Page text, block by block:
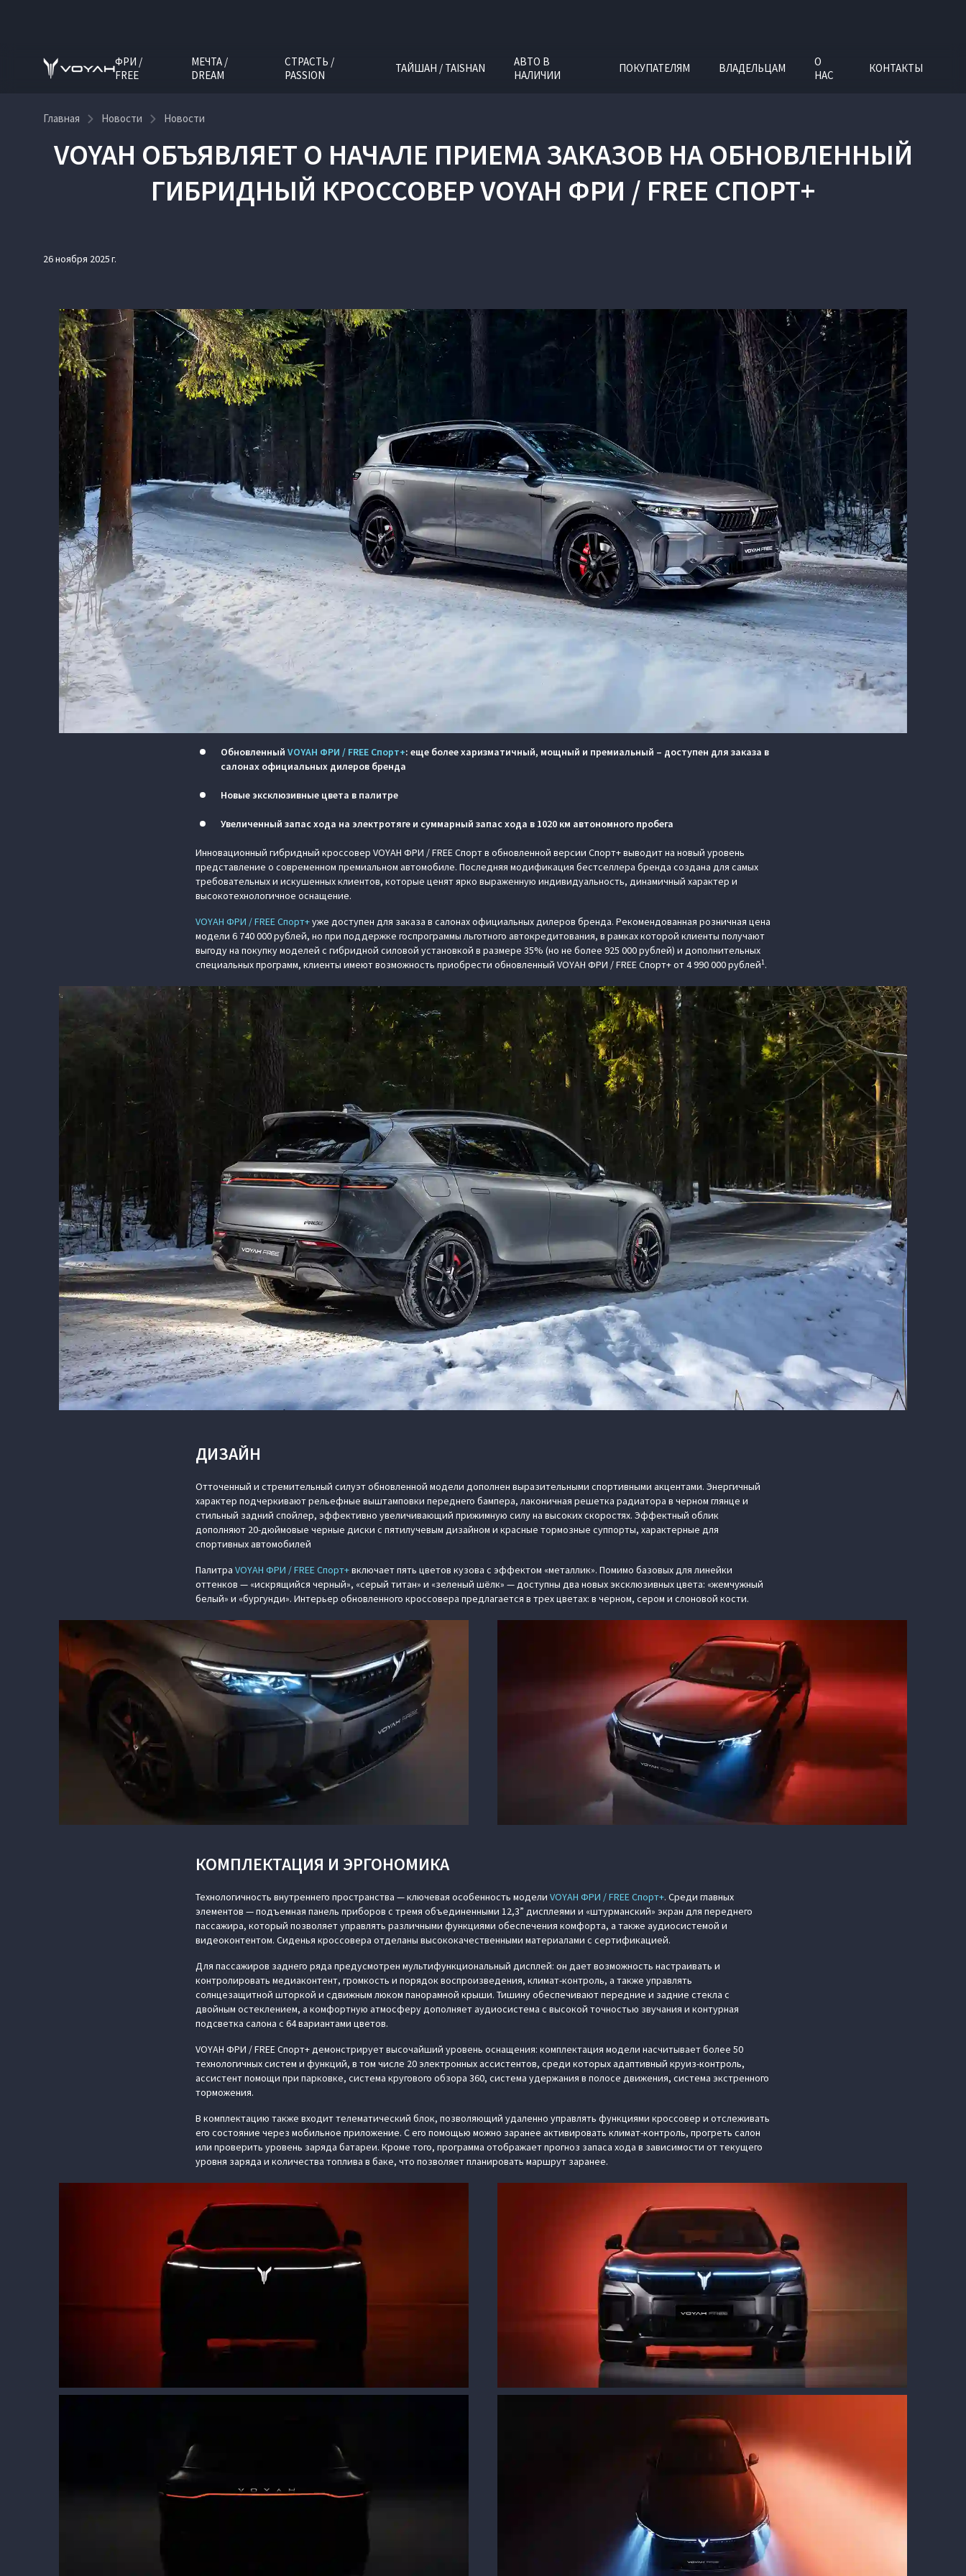
ФРИ /
FREE
МЕЧТА /
DREAM
СТРАСТЬ /
PASSION
ТАЙШАН / TAISHAN
АВТО В
НАЛИЧИИ
ПОКУПАТЕЛЯМ ВЛАДЕЛЬЦАМ
О
НАС
КОНТАКТЫ
Главная Новости Новости
VOYAH ОБЪЯВЛЯЕТ О НАЧАЛЕ ПРИЕМА ЗАКАЗОВ НА ОБНОВЛЕННЫЙ
ГИБРИДНЫЙ КРОССОВЕР VOYAH ФРИ / FREE СПОРТ+
26 ноября 2025 г.
Обновленный VOYAH ФРИ / FREE Спорт+: еще более харизматичный, мощный и премиальный – доступен для заказа в
салонах официальных дилеров бренда
Новые эксклюзивные цвета в палитре
Увеличенный запас хода на электротяге и суммарный запас хода в 1020 км автономного пробега
Инновационный гибридный кроссовер VOYAH ФРИ / FREE Спорт в обновленной версии Спорт+ выводит на новый уровень
представление о современном премиальном автомобиле. Последняя модификация бестселлера бренда создана для самых
требовательных и искушенных клиентов, которые ценят ярко выраженную индивидуальность, динамичный характер и
высокотехнологичное оснащение.
VOYAH ФРИ / FREE Спорт+уже доступен для заказа в салонах официальных дилеров бренда. Рекомендованная розничная цена
модели 6 740 000 рублей, но при поддержке госпрограммы льготного автокредитования, в рамках которой клиенты получают
выгоду на покупку моделей с гибридной силовой установкой в размере 35% (но не более 925 000 рублей) и дополнительных
специальных программ, клиенты имеют возможность приобрести обновленный VOYAH ФРИ / FREE Спорт+ от 4 990 000 рублей1.
ДИЗАЙН
Отточенный и стремительный силуэт обновленной модели дополнен выразительными спортивными акцентами. Энергичный
характер подчеркивают рельефные выштамповки переднего бампера, лаконичная решетка радиатора в черном глянце и
стильный задний спойлер, эффективно увеличивающий прижимную силу на высоких скоростях. Эффектный облик
дополняют 20-дюймовые черные диски с пятилучевым дизайном и красные тормозные суппорты, характерные для
спортивных автомобилей
Палитра VOYAH ФРИ / FREE Спорт+включает пять цветов кузова с эффектом «металлик». Помимо базовых для линейки
оттенков — «искрящийся черный», «серый титан» и «зеленый шёлк» — доступны два новых эксклюзивных цвета: «жемчужный
белый» и «бургунди». Интерьер обновленного кроссовера предлагается в трех цветах: в черном, сером и слоновой кости.
КОМПЛЕКТАЦИЯ И ЭРГОНОМИКА
Технологичность внутреннего пространства — ключевая особенность модели VOYAH ФРИ / FREE Спорт+. Среди главных
элементов — подъемная панель приборов с тремя объединенными 12,3” дисплеями и «штурманский» экран для переднего
пассажира, который позволяет управлять различными функциями обеспечения комфорта, а также аудиосистемой и
видеоконтентом. Сиденья кроссовера отделаны высококачественными материалами с сертификацией.
Для пассажиров заднего ряда предусмотрен мультифункциональный дисплей: он дает возможность настраивать и
контролировать медиаконтент, громкость и порядок воспроизведения, климат-контроль, а также управлять
солнцезащитной шторкой и сдвижным люком панорамной крыши. Тишину обеспечивают передние и задние стекла с
двойным остеклением, а комфортную атмосферу дополняет аудиосистема с высокой точностью звучания и контурная
подсветка салона с 64 вариантами цветов.
VOYAH ФРИ / FREE Спорт+ демонстрирует высочайший уровень оснащения: комплектация модели насчитывает более 50
технологичных систем и функций, в том числе 20 электронных ассистентов, среди которых адаптивный круиз-контроль,
ассистент помощи при парковке, система кругового обзора 360, система удержания в полосе движения, система экстренного
торможения.
В комплектацию также входит телематический блок, позволяющий удаленно управлять функциями кроссовер и отслеживать
его состояние через мобильное приложение. С его помощью можно заранее активировать климат-контроль, прогреть салон
или проверить уровень заряда батареи. Кроме того, программа отображает прогноз запаса хода в зависимости от текущего
уровня заряда и количества топлива в баке, что позволяет планировать маршрут заранее.